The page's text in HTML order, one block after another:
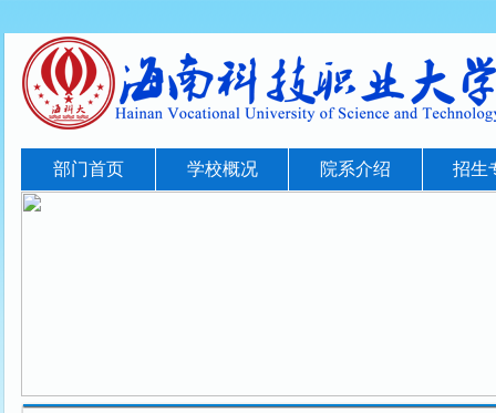
部门首页 学校概况 院系介绍 招生